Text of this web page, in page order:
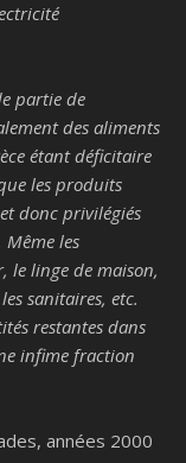
partie de
des aliments
étant déficitaire
les produits
donc privilégiés
les
le linge de maison,
sanitaires, etc.
restantes dans
infime fraction
années 2000